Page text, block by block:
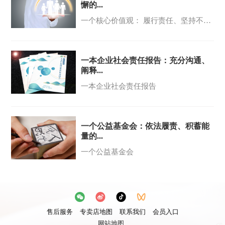
懈的...
一个核心价值观： 履行责任、坚持不懈的内涵和初心
一本企业社会责任报告：充分沟通、
阐释...
一本企业社会责任报告
一个公益基金会：依法履责、积蓄能
量的...
一个公益基金会
售后服务 专卖店地图 联系我们
会员入口
网站地图